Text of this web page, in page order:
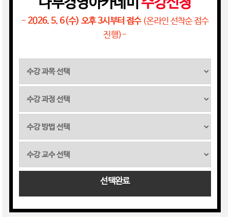
- 2026. 5. 6(수) 오후 3시부터 접수(온라인 선착순 접수
진행)-
선택완료